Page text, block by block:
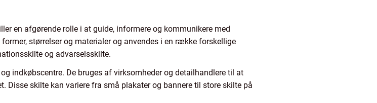
en afgørende rolle i at guide, informere og kommunikere med
størrelser og materialer og anvendes i en række forskellige
og advarselsskilte.
indkøbscentre. De bruges af virksomheder og detailhandlere til at
Disse skilte kan variere fra små plakater og bannere til store skilte på